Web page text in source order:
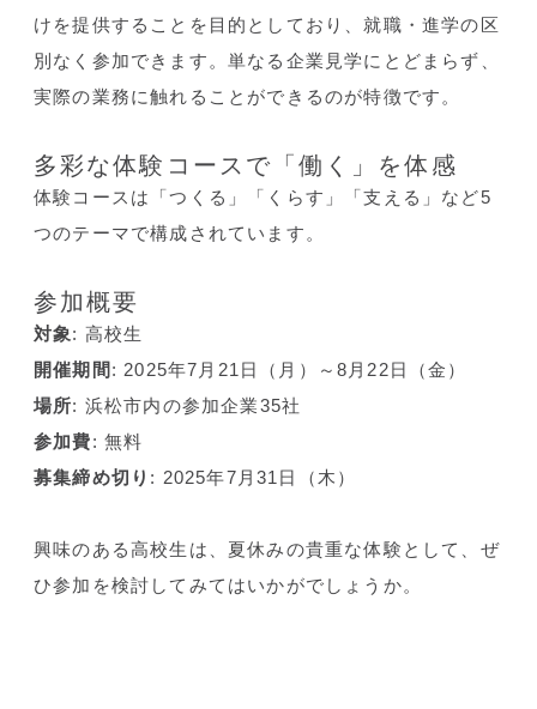
けを提供することを目的としており、就職・進学の区
別なく参加できます。単なる企業見学にとどまらず、
実際の業務に触れることができるのが特徴です。
多彩な体験コースで「働く」を体感
体験コースは「つくる」「くらす」「支える」など5
つのテーマで構成されています。
参加概要
対象: 高校生
開催期間 : 2025年7月21日（月）～8月22日（金）
場所: 浜松市内の参加企業35社
参加費: 無料
募集締め切り : 2025年7月31日（木）
興味のある高校生は、夏休みの貴重な体験として、ぜ
ひ参加を検討してみてはいかがでしょうか。